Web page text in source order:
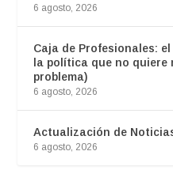
6 agosto, 2026
Caja de Profesionales:
la política que no quiere
problema)
6 agosto, 2026
Actualización de
6 agosto, 2026